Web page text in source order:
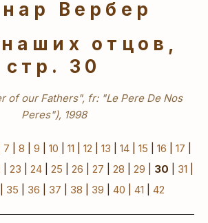
Вербер
отцов,
стр. 30
of our Fathers", fr: "Le Pere De Nos
Peres"), 1998
7 8 9 10 11 12 13 14 15 16 17
23 24 25 26 27 28 29 30 31
35 36 37 38 39 40 41 42